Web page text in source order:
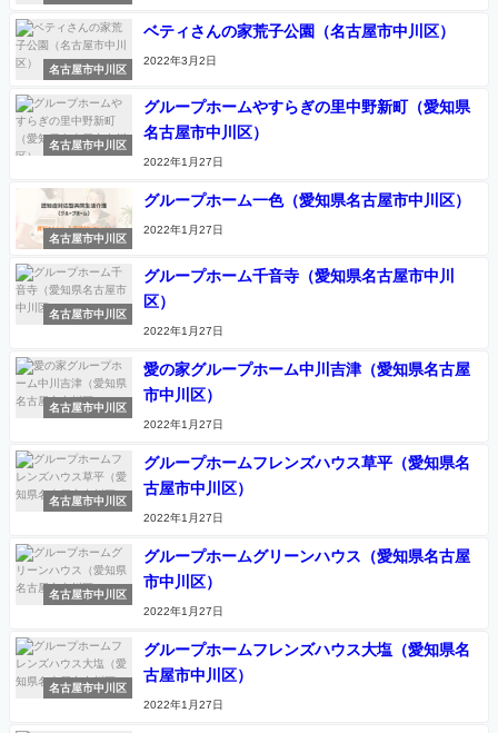
名古屋市中川区
ベティさんの家荒子公園（名古屋市中川区）
2022年3月2日
名古屋市中川区
グループホームやすらぎの里中野新町（愛知県
名古屋市中川区）
2022年1月27日
名古屋市中川区
グループホーム一色（愛知県名古屋市中川区）
2022年1月27日
名古屋市中川区
グループホーム千音寺（愛知県名古屋市中川
区）
2022年1月27日
名古屋市中川区
愛の家グループホーム中川吉津（愛知県名古屋
市中川区）
2022年1月27日
名古屋市中川区
グループホームフレンズハウス草平（愛知県名
古屋市中川区）
2022年1月27日
名古屋市中川区
グループホームグリーンハウス（愛知県名古屋
市中川区）
2022年1月27日
名古屋市中川区
グループホームフレンズハウス大塩（愛知県名
古屋市中川区）
2022年1月27日